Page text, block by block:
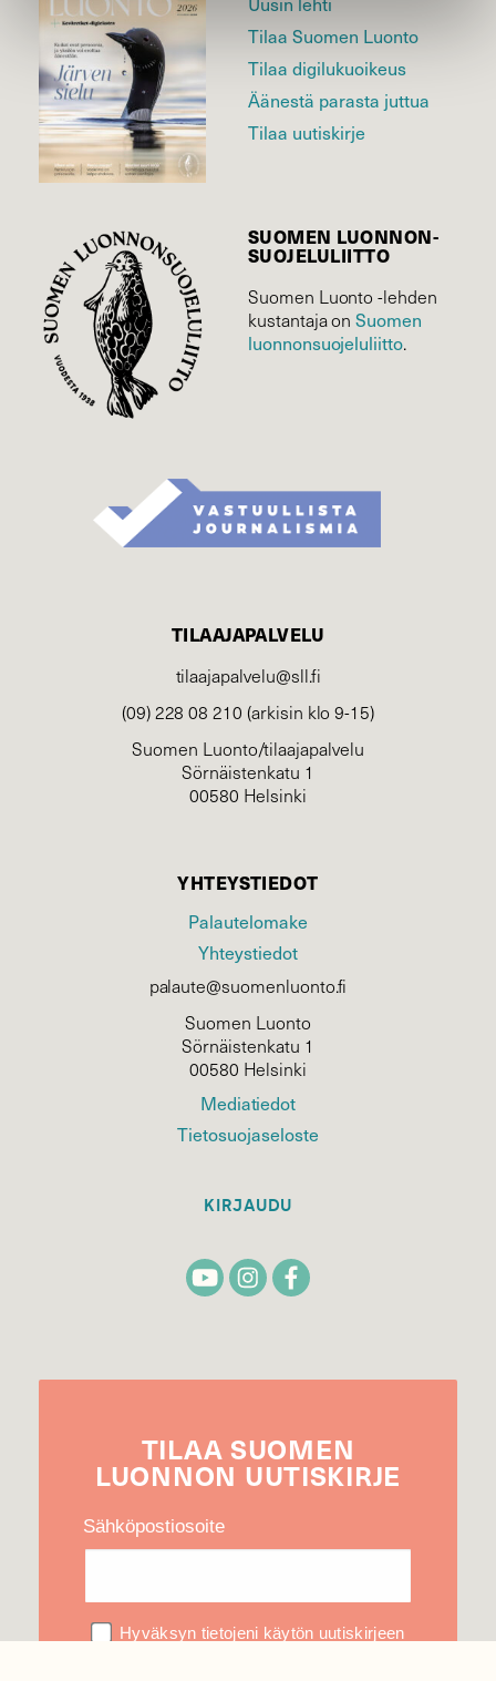
Tilaa Suomen Luonto
Tilaa digilukuoikeus
Äänestä parasta juttua
Tilaa uutiskirje
SUOMEN LUONNON­
SUOJELU­LIITTO
Suomen Luonto -lehden
kustantaja onSuomen
luonnonsuojelu­liitto.
TILAAJAPALVELU
tilaajapalvelu@sll.fi
(09) 228 08 210 (arkisin klo 9-15)
Suomen Luonto/tilaajapalvelu
Sörnäistenkatu 1
00580 Helsinki
YHTEYSTIEDOT
Palautelomake
Yhteystiedot
palaute@suomenluonto.fi
Suomen Luonto
Sörnäistenkatu 1
00580 Helsinki
Mediatiedot
Tietosuojaseloste
KIRJAUDU
TILAA SUOMEN
LUONNON UUTIS­KIRJE
Sähköpostiosoite
Hyväksyn tietojeni käytön uutiskirjeen